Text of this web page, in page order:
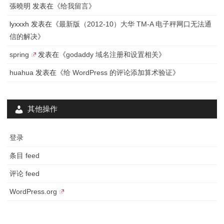
張曉明 发表在《给我留言》
lyxxxh 发表在《最新版（2012-10）大华 TM-A 电子秤网口无法通
信的解决》
spring 发表在《godaddy 域名注册和设置相关》
huahua 发表在《给 WordPress 的评论添加算术验证》
其他操作
登录
条目 feed
评论 feed
WordPress.org